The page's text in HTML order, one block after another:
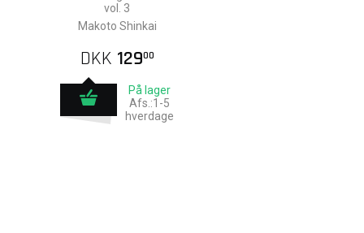
vol. 3
Makoto Shinkai
DKK 12900
På lager
Afs.:1-5
hverdage